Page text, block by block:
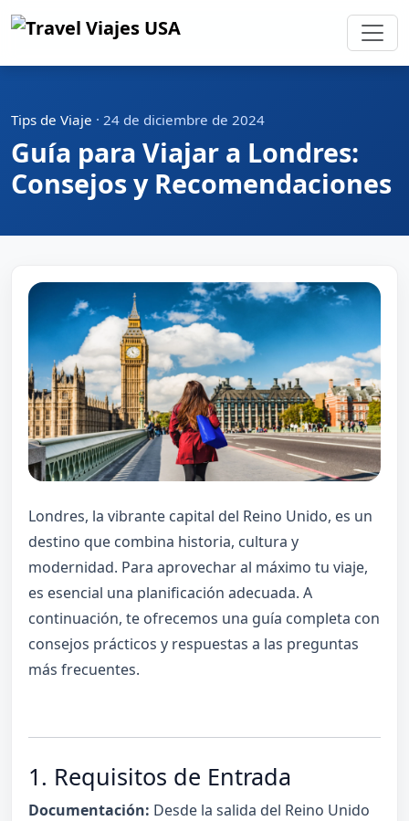
Tips de Viaje · 24 de diciembre de 2024
Guía para Viajar a Londres:
Consejos y Recomendaciones
Londres, la vibrante capital del Reino Unido, es un
destino que combina historia, cultura y
modernidad. Para aprovechar al máximo tu viaje,
es esencial una planificación adecuada. A
continuación, te ofrecemos una guía completa con
consejos prácticos y respuestas a las preguntas
más frecuentes.
1. Requisitos de Entrada
Documentación: Desde la salida del Reino Unido